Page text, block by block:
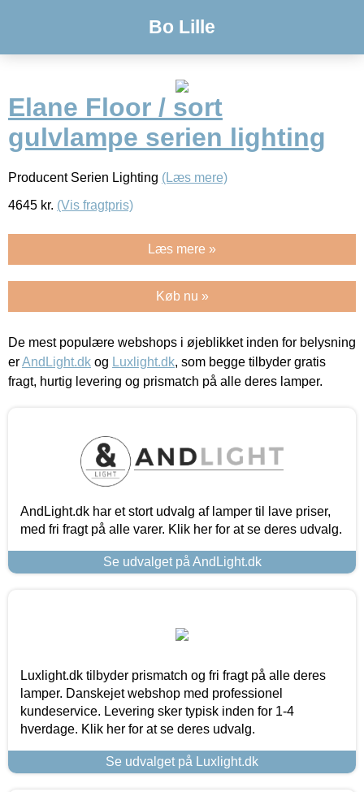
Bo Lille
Elane Floor / sort
gulvlampe serien lighting
Producent Serien Lighting (Læs mere)
4645 kr. (Vis fragtpris)
Læs mere »
Køb nu »
De mest populære webshops i øjeblikket inden for belysning
erAndLight.dk og Luxlight.dk, som begge tilbyder gratis
fragt, hurtig levering og prismatch på alle deres lamper.
AndLight.dk har et stort udvalg af lamper til lave priser,
med fri fragt på alle varer. Klik her for at se deres udvalg.
Se udvalget på AndLight.dk
Luxlight.dk tilbyder prismatch og fri fragt på alle deres
lamper. Danskejet webshop med professionel
kundeservice. Levering sker typisk inden for 1-4
hverdage. Klik her for at se deres udvalg.
Se udvalget på Luxlight.dk